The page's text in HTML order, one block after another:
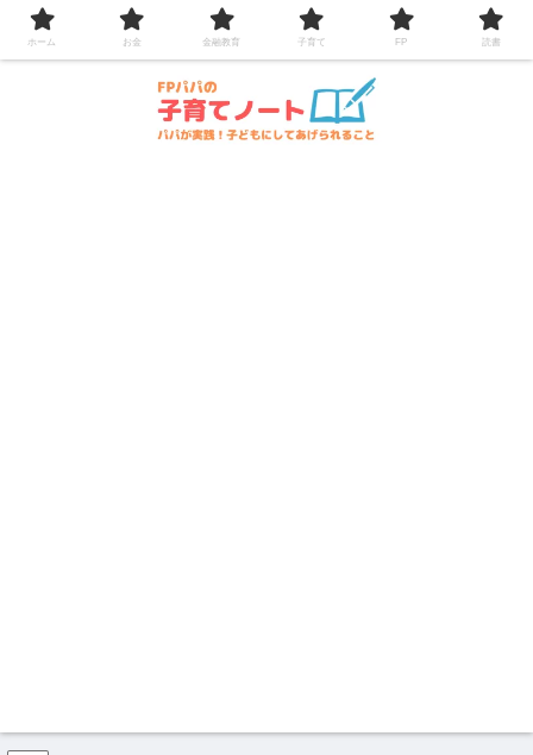
コンテンツへスキップ
ホーム お金 金融教育 子育て FP 読書